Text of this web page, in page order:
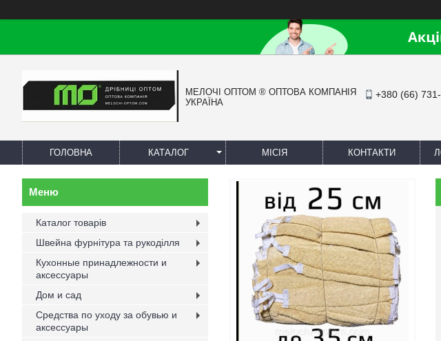
МЕЛОЧІ ОПТОМ ® ОПТОВА КОМПАНІЯ
УКРАЇНА
+380 (66)
ГОЛОВНА КАТАЛОГ МІСІЯ КОНТАКТИ
Каталог товарів
Швейна фурнітура та рукоділля
Кухонные принадлежности и
аксессуары
Дом и сад
Средства по уходу за обувью и
аксессуары